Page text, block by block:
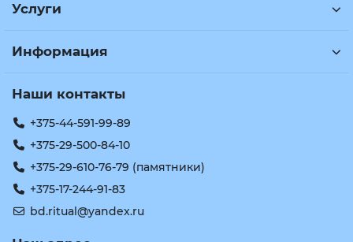
Услуги
Информация
Наши контакты
+375-44-591-99-89
+375-29-500-84-10
+375-29-610-76-79 (памятники)
+375-17-244-91-83
bd.ritual@yandex.ru